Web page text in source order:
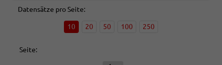
Datensätze pro Seite:
10 20 50 100 250
Seite: